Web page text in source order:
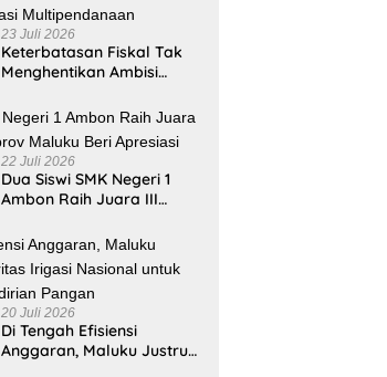
23 Juli 2026
Keterbatasan Fiskal Tak
Menghentikan Ambisi
Bupati Malteng Andalkan
Kolaborasi
Multipendanaan
22 Juli 2026
Dua Siswi SMK Negeri 1
Ambon Raih Juara III
Beri Apresiasi
20 Juli 2026
Di Tengah Efisiensi
Anggaran, Maluku Justru